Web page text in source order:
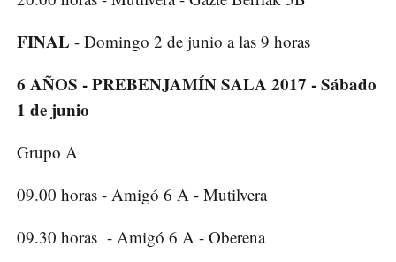
FINAL - Domingo 2 de junio a las 9 horas
6 AÑOS - PREBENJAMÍN SALA 2017 - Sábado
1 de junio
Grupo A
09.00 horas - Amigó 6 A - Mutilvera
09.30 horas - Amigó 6 A - Oberena